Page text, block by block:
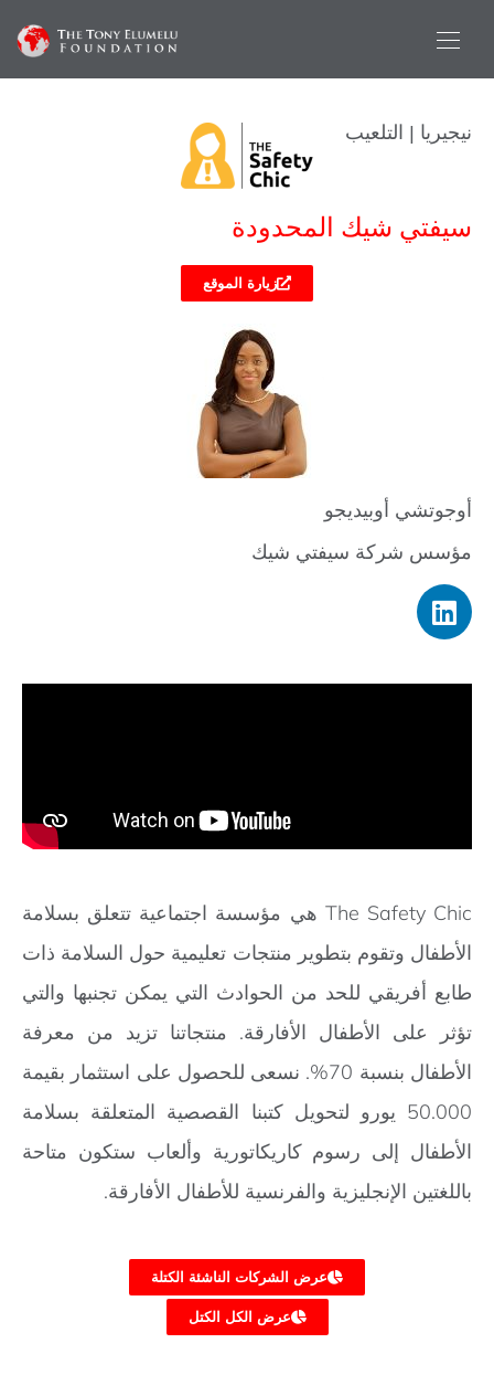
نيجيريا | التلعيب
سيفتي شيك المحدودة
زيارة الموقع
أوجوتشي أوبيديجو
مؤسس شركة سيفتي شيك
The Safety Chic هي مؤسسة اجتماعية تتعلق بسلامة
الأطفال وتقوم بتطوير منتجات تعليمية حول السلامة ذات
طابع أفريقي للحد من الحوادث التي يمكن تجنبها والتي
تؤثر على الأطفال الأفارقة. منتجاتنا تزيد من معرفة
الأطفال بنسبة 70%. نسعى للحصول على استثمار بقيمة
50.000 يورو لتحويل كتبنا القصصية المتعلقة بسلامة
الأطفال إلى رسوم كاريكاتورية وألعاب ستكون متاحة
باللغتين الإنجليزية والفرنسية للأطفال الأفارقة.
عرض الشركات الناشئة الكتلة
عرض الكل الكتل